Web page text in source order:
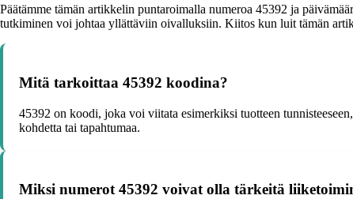
Päätämme tämän artikkelin puntaroimalla numeroa 45392 ja
tutkiminen voi johtaa yllättäviin oivalluksiin. Kiitos kun luit tämän
Mitä tarkoittaa 45392 koodina?
45392 on koodi, joka voi viitata esimerkiksi tuotteen
kohdetta tai tapahtumaa.
Miksi numerot 45392 voivat olla tärkeitä